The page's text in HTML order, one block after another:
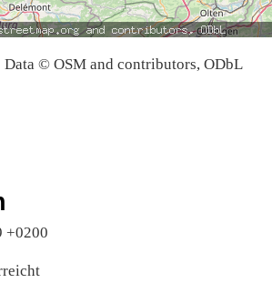
Data © OSM and contributors, ODbL
+0200